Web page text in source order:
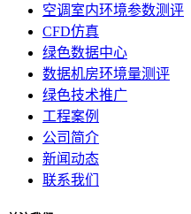
空调室内环境参数测评
CFD仿真
绿色数据中心
数据机房环境量测评
绿色技术推广
工程案例
公司简介
新闻动态
联系我们